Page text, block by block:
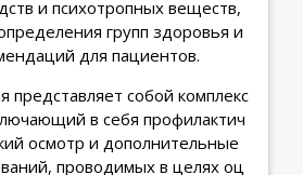
и психотропных веществ,
групп здоровья и
для пациентов.
представляет собой комплекс
в себя профилактич
осмотр и дополнительные
проводимых в целях оц